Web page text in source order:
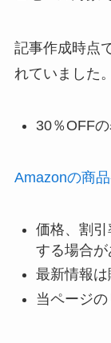
記事作成時点
れていました。
30％OFF
Amazonの商
価格、割
する場合が
最新情報は
当ページの